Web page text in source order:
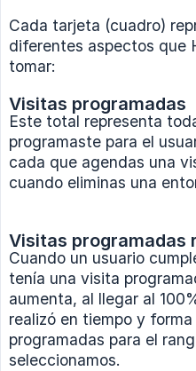
Cada tarjeta (cuadro)
diferentes aspectos que
tomar:
Visitas programadas
Este total representa
programaste para el
cada que agendas una
cuando eliminas una
Visitas programadas
Cuando un usuario
tenía una visita
aumenta, al llegar al
realizó en tiempo y
programadas para el
seleccionamos.